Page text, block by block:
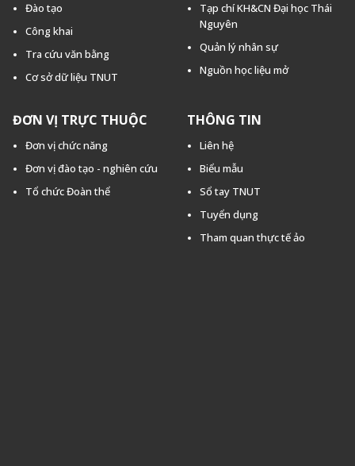
Đào tạo
Công khai
Tra cứu văn bằng
Cơ sở dữ liệu TNUT
Tạp chí KH&CN Đại học Thái
Nguyên
Quản lý nhân sự
Nguồn học liệu mở
ĐƠN VỊ TRỰC THUỘC
Đơn vị chức năng
Đơn vị đào tạo - nghiên cứu
Tổ chức Đoàn thể
THÔNG TIN
Liên hệ
Biểu mẫu
Sổ tay TNUT
Tuyển dụng
Tham quan thực tế ảo